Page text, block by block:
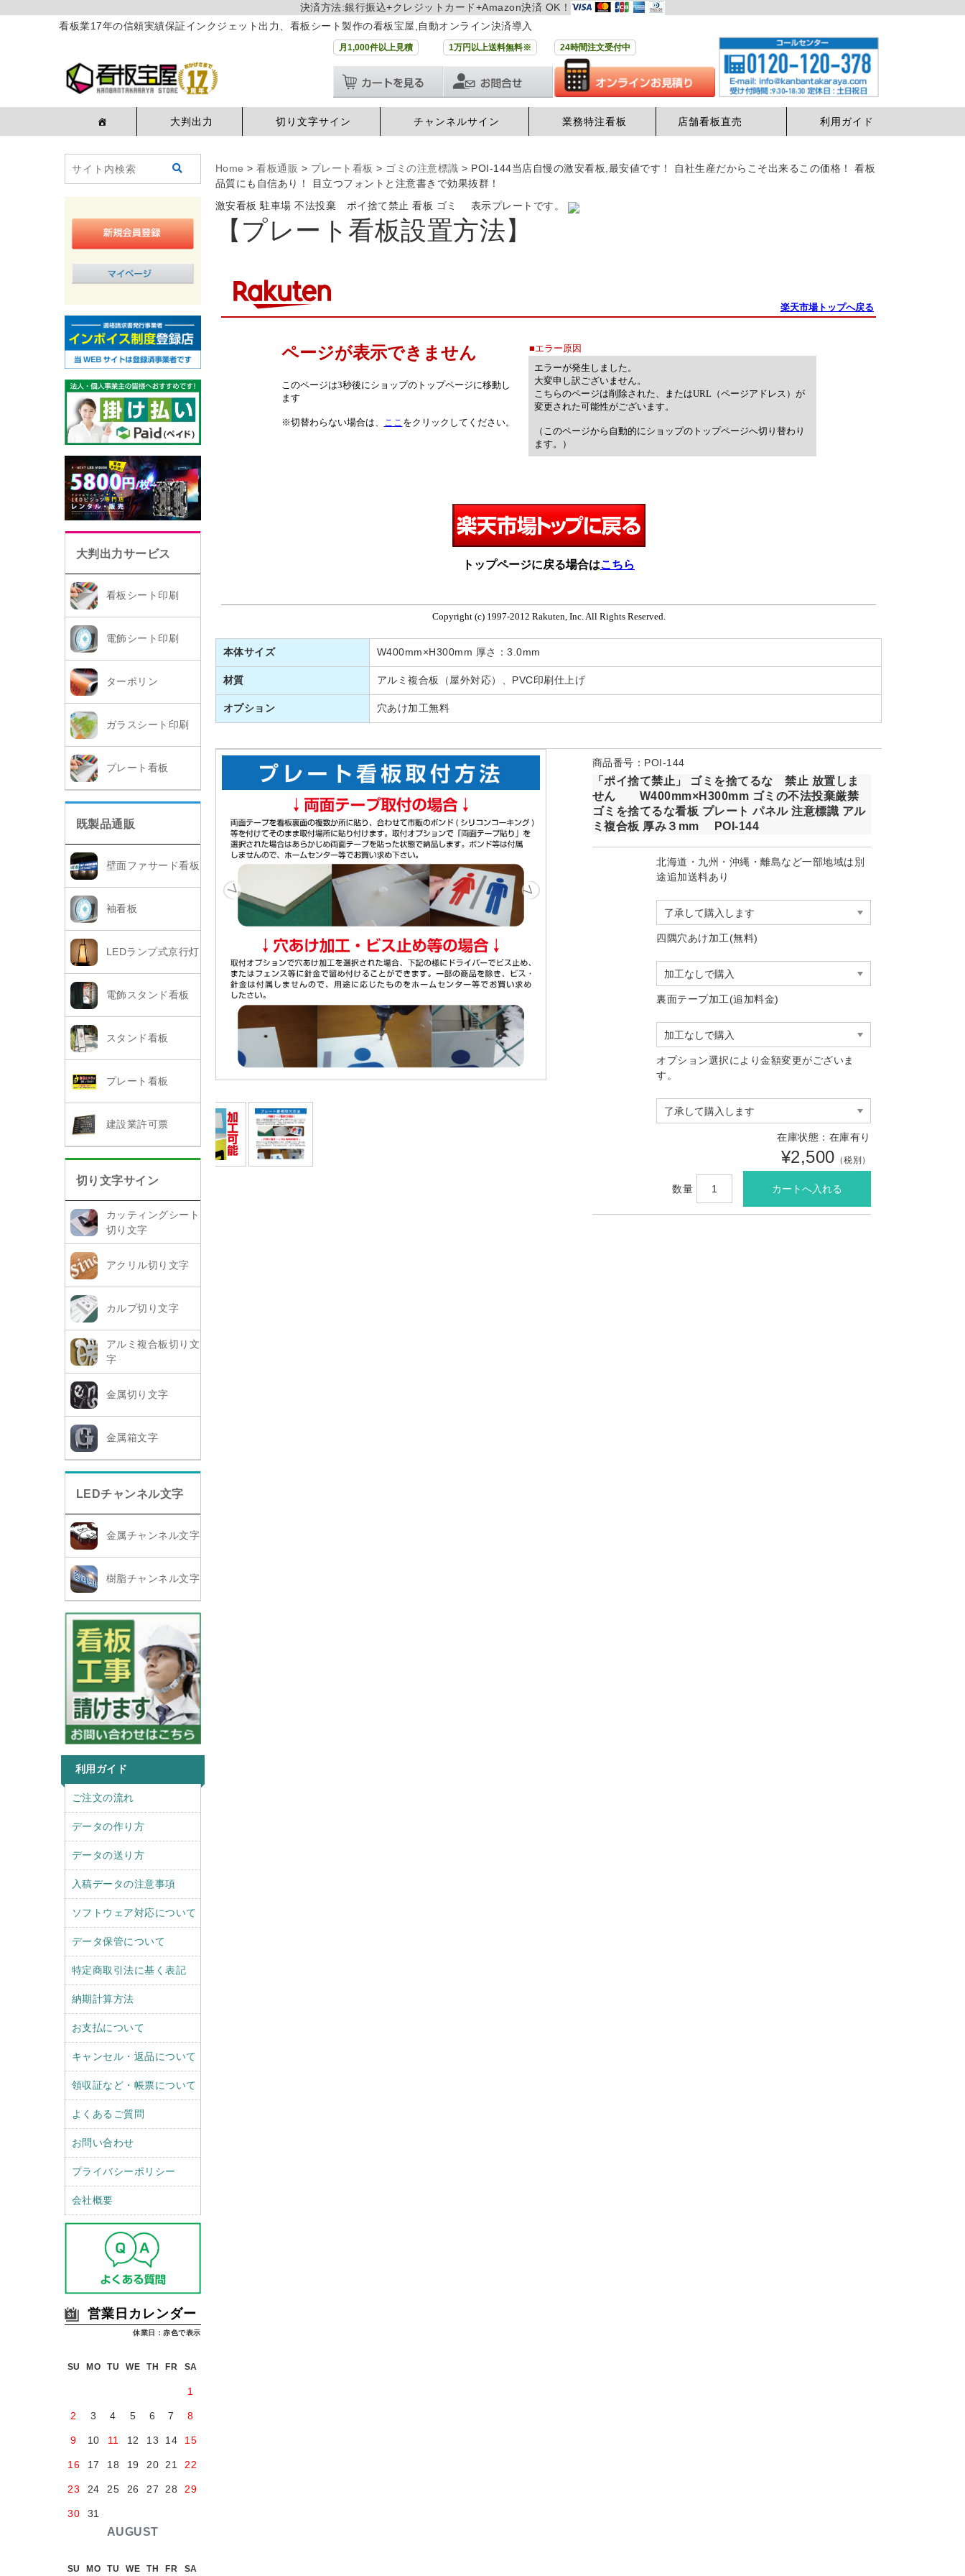
決済方法:銀行振込+クレジットカード+Amazon決済 OK！
看板業17年の信頼実績保証インクジェット出力、看板シート製作の看板宝屋,自動オンライン決済導入
月1,000件以上見積 1万円以上送料無料※ 24時間注文受付中
大判出力 切り文字サイン チャンネルサイン 業務特注看板 店舗看板直売 利用ガイド
大判出力サービス
看板シート印刷
電飾シート印刷
ターポリン
ガラスシート印刷
プレート看板
既製品通販
壁面ファサード看板
袖看板
LEDランプ式京行灯
電飾スタンド看板
スタンド看板
プレート看板
建設業許可票
切り文字サイン
カッティングシート
切り文字
アクリル切り文字
カルプ切り文字
アルミ複合板切り文
字
金属切り文字
金属箱文字
LEDチャンネル文字
金属チャンネル文字
樹脂チャンネル文字
利用ガイド
r
ご注文の流れ
データの作り方
データの送り方
入稿データの注意事項
ソフトウェア対応について
データ保管について
特定商取引法に基く表記
納期計算方法
お支払について
キャンセル・返品について
領収証など・帳票について
よくあるご質問
お問い合わせ
プライバシーポリシー
会社概要
営業日カレンダー
休業日：赤色で表示
AUGUST
SU MO TU WE TH FR SA
1
2 3 4 5 6 7 8
9 10 11 12 13 14 15
16 17 18 19 20 21 22
23 24 25 26 27 28 29
30 31
SU MO TU WE TH FR SA
Home > 看板通販 > プレート看板 > ゴミの注意標識 > POI-144当店自慢の激安看板,最安値です！ 自社生産だからこそ出来るこの価格！ 看板
品質にも自信あり！ 目立つフォントと注意書きで効果抜群！
激安看板 駐車場 不法投棄 ポイ捨て禁止 看板 ゴミ 表示プレートです。
【プレート看板設置方法】
本体サイズ W400mm×H300mm 厚さ：3.0mm
材質 アルミ複合板（屋外対応）、PVC印刷仕上げ
オプション 穴あけ加工無料
商品番号：POI-144
「ポイ捨て禁止」 ゴミを捨てるな 禁止 放置しま
せん W400mm×H300mm ゴミの不法投棄厳禁
ゴミを捨てるな看板 プレート パネル 注意標識 アル
ミ複合板 厚み３mm POI-144
北海道・九州・沖縄・離島など一部地域は別
途追加送料あり
四隅穴あけ加工(無料)
裏面テープ加工(追加料金)
オプション選択により金額変更がございま
す。
在庫状態：在庫有り
¥2,500 （税別）
数量